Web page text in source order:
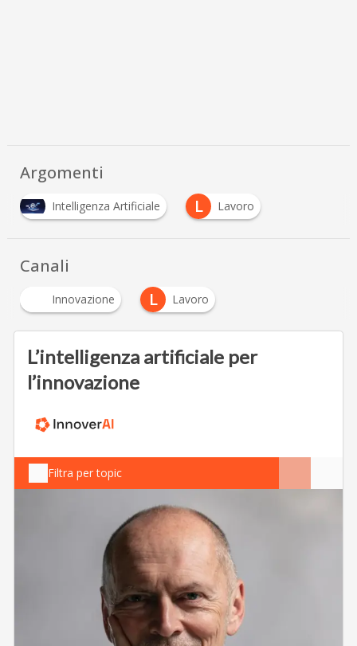
Argomenti
Intelligenza Artificiale L Lavoro
Canali
Innovazione L Lavoro
L’intelligenza artificiale per
l’innovazione
Filtra per topic